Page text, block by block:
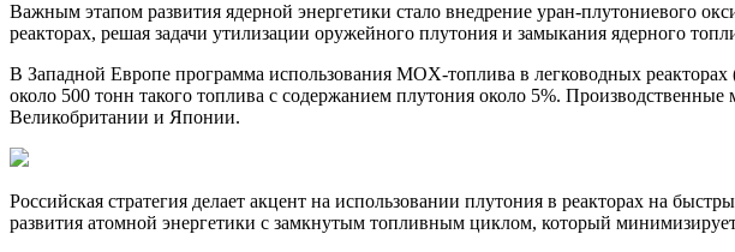
Важным этапом развития ядерной энергетики стало внедрение уран-плутониевого
реакторах, решая задачи утилизации оружейного плутония и замыкания ядерного
В Западной Европе программа использования MOX-топлива в легководных
около 500 тонн такого топлива с содержанием плутония около 5%.
Великобритании и Японии.
Российская стратегия делает акцент на использовании плутония в реакторах на
развития атомной энергетики с замкнутым топливным циклом, который